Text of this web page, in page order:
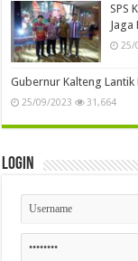
SPS
Jaga
25/
Gubernur Kalteng
25/09/2023 31,664
Login